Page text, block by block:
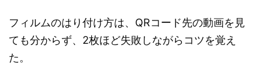
フィルムのはり付け方は、QRコード先の動画を見
ても分からず、2枚ほど失敗しながらコツを覚え
た。